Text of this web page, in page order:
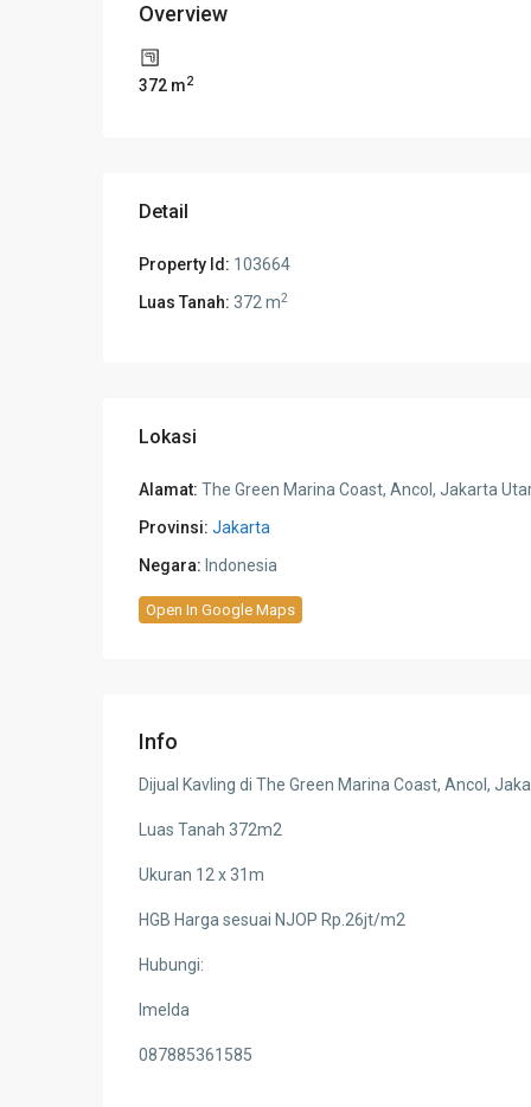
Overview
372 m2
Detail
Property Id: 103664
Luas Tanah: 372 m2
Lokasi
Alamat: The Green Marina Coast, Ancol, Jakarta
Provinsi: Jakarta
Negara: Indonesia
Open In Google Maps
Info
Dijual Kavling di The Green Marina Coast, Ancol,
Luas Tanah 372m2
Ukuran 12 x 31m
HGB Harga sesuai NJOP Rp.26jt/m2
Hubungi:
Imelda
087885361585